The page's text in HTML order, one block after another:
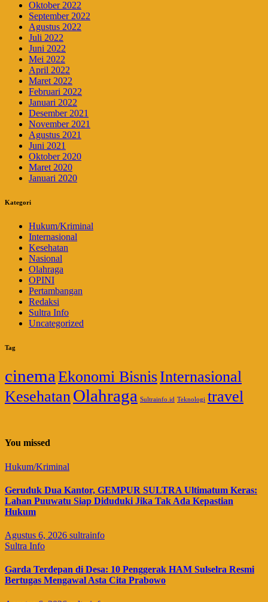
Oktober 2022
September 2022
Agustus 2022
Juli 2022
Juni 2022
Mei 2022
April 2022
Maret 2022
Februari 2022
Januari 2022
Desember 2021
November 2021
Agustus 2021
Juni 2021
Oktober 2020
Maret 2020
Januari 2020
Kategori
Hukum/Kriminal
Internasional
Kesehatan
Nasional
Olahraga
OPINI
Pertambangan
Redaksi
Sultra Info
Uncategorized
Tag
cinema Ekonomi BisnisInternasional
KesehatanOlahraga Sultrainfo.id Teknologi travel
You missed
Hukum/Kriminal
Geruduk Dua Kantor, GEMPUR SULTRA Ultimatum Keras:
Lahan Puuwatu Siap Diduduki Jika Tak Ada Kepastian
Hukum
Agustus 6, 2026 sultrainfo
Sultra Info
Garda Terdepan di Desa: 10 Penggerak HAM Sulselra Resmi
Bertugas Mengawal Asta Cita Prabowo